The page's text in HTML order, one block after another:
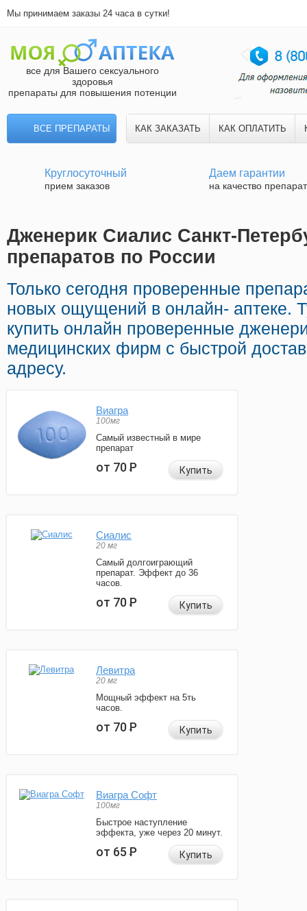
Мы принимаем заказы 24 часа в сутки!
все для Вашего сексуального
здоровья
препараты для повышения потенции
ВСЕ ПРЕПАРАТЫ КАК ЗАКАЗАТЬ КАК ОПЛАТИТЬ
Круглосуточный
прием заказов
Даем гарантии
на качество
Дженерик Сиалис Санкт-
препаратов по России
Только сегодня проверенные
новых ощущений в онлайн- аптеке.
купить онлайн проверенные
медицинских фирм с быстрой
адресу.
Виагра
100мг
Самый известный в мире
препарат
от 70Р Купить
Сиалис
20 мг
Самый долгоиграющий
препарат. Эффект до 36
часов.
от 70Р Купить
Левитра
20 мг
Мощный эффект на 5ть
часов.
от 70Р Купить
Виагра Софт
100мг
Быстрое наступление
эффекта, уже через 20 минут.
от 65Р Купить